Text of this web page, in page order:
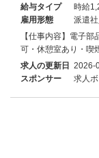
給与タイプ
時給
雇用形態
派遣
【仕事内容】電子
可・休憩室あり・喫
求人の更新日 2026-
スポンサー
求人